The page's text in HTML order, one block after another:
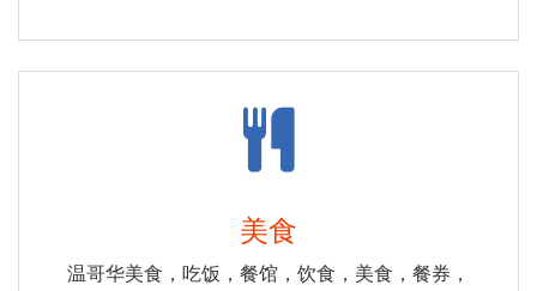
美食
温哥华美食，吃饭，餐馆，饮食，美食，餐券，